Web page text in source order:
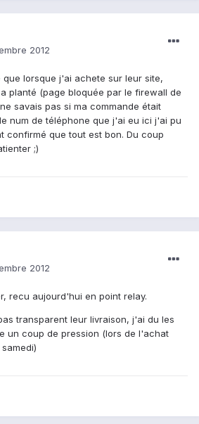
2012
lorsque j'ai achete sur leur site,
planté (page bloquée par le firewall de
savais pas si ma commande était
num de téléphone que j'ai eu ici j'ai pu
confirmé que tout est bon. Du coup
;)
2012
recu aujourd'hui en point relay.
transparent leur livraison, j'ai du les
un coup de pression (lors de l'achat